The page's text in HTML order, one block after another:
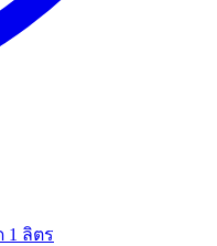
1 ลิตร